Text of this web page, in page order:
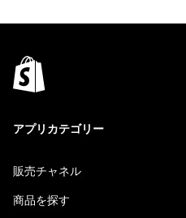
アプリカテゴリー
販売チャネル
商品を探す